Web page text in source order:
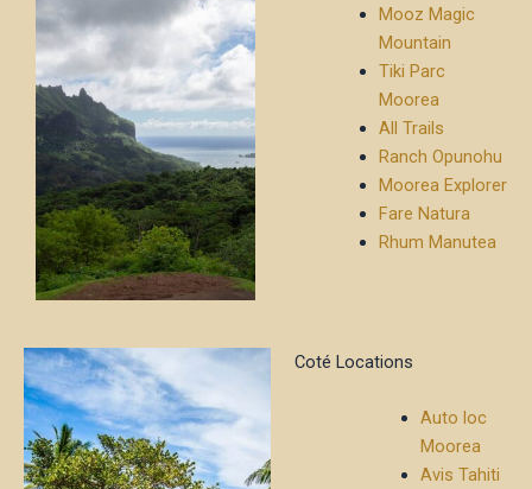
Mooz Magic
Mountain
Tiki Parc
Moorea
All Trails
Ranch Opunohu
Moorea Explorer
Fare Natura
Rhum Manutea
Coté Locations
Auto loc
Moorea
Avis Tahiti